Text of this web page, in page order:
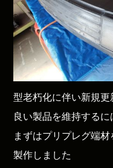
型老朽化に伴い新規更
良い製品を維持する
まずはプリプレグ端
製作しました